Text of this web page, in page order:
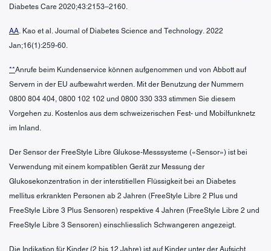
Diabetes Care 2020;43:2153–2160.
AA. Kao et al. Journal of Diabetes Science and Technology. 2022
Jan;16(1):259-60.
**Anrufe beim Kundenservice können aufgenommen und von Abbott auf
Servern in der EU aufbewahrt werden. Mit der Benutzung der Nummern
0800 804 404, 0800 102 102 und 0800 330 333 stimmen Sie diesem
Vorgehen zu. Kostenlos aus dem schweizerischen Fest- und Mobilfunknetz
im Inland.
Der Sensor der FreeStyle Libre Glukose-Messsysteme («Sensor») ist bei
Verwendung mit einem kompatiblen Gerät zur Messung der
Glukosekonzentration in der interstitiellen Flüssigkeit bei an Diabetes
mellitus erkrankten Personen ab 2 Jahren (FreeStyle Libre 2 Plus und
FreeStyle Libre 3 Plus Sensoren) respektive 4 Jahren (FreeStyle Libre 2 und
FreeStyle Libre 3 Sensoren) einschliesslich Schwangeren angezeigt.
Die Indikation für Kinder (2 bis 12 Jahre) ist auf Kinder unter der Aufsicht